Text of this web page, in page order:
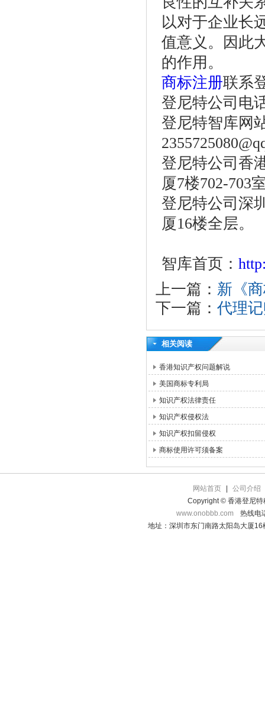
以对于企业长
值意义。因此
的作用。
商标注册联系
登尼特公司电
登尼特智库网
登尼特公司香
厦7楼702-703
登尼特公司深
厦16楼全层。
智库首页：
上一篇： 新《
下一篇： 代理
相关阅读
香港知识产权问题解说
美国商标专利局
知识产权法律责任
知识产权侵权法
知识产权扣留侵权
商标使用许可须备案
网站首页
公司介绍
Copyright © 香港登尼特
www.onobbb.com
热线电
地址：深圳市东门南路太阳岛大厦